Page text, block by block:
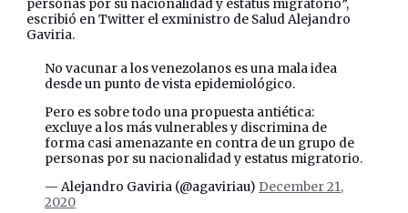
personas por su nacionalidad y estatus migratorio”,
escribió en Twitter el exministro de Salud Alejandro
Gaviria.
No vacunar a los venezolanos es una mala idea
desde un punto de vista epidemiológico.
Pero es sobre todo una propuesta antiética:
excluye a los más vulnerables y discrimina de
forma casi amenazante en contra de un grupo de
personas por su nacionalidad y estatus migratorio.
— Alejandro Gaviria (@agaviriau) December 21,
2020